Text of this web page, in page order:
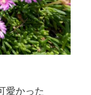
愛かった